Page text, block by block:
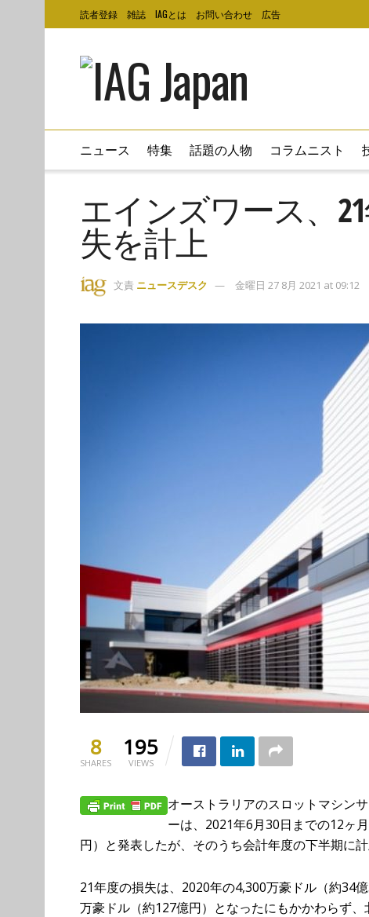
読者登録 雑誌 IAGとは お問い合わせ 広告
ニュース 特集 話題の人物 コラムニスト
エインズワース、
失を計上
文責 ニュースデスク 金曜日 27 8月 2021 at 09:12
8
SHARES
195
VIEWS
オーストラリアのスロットマシン
ーは、2021年6月30日までの12ヶ
円）と発表したが、そのうち会計年度の下半期に
21年度の損失は、2020年の4,300万豪ドル（約34
万豪ドル（約127億円）となったにもかかわらず